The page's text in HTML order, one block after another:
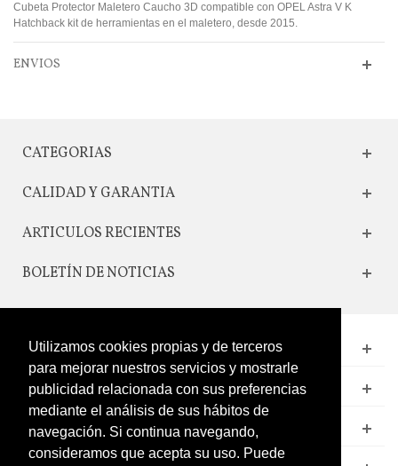
Utilizamos cookies propias y de terceros
para mejorar nuestros servicios y mostrarle
publicidad relacionada con sus preferencias
mediante el análisis de sus hábitos de
navegación. Si continua navegando,
consideramos que acepta su uso. Puede
Cubeta Protector Maletero Caucho 3D compatible con OPEL Astra V K
Hatchback kit de herramientas en el maletero, desde 2015.
ENVIOS
CATEGORIAS
CALIDAD Y GARANTIA
ARTICULOS RECIENTES
BOLETÍN DE NOTICIAS
CONTACTO
LEGAL
CATÁLOGO